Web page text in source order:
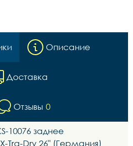
Описание
Доставка
Отзывы 0
10076 заднее
Tra-Dry 26" (Германия)